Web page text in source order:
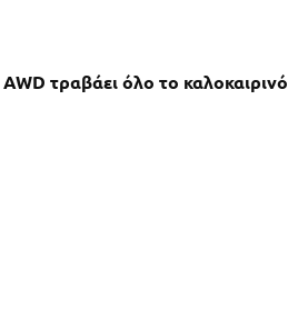
τραβάει όλο το καλοκαιρινό